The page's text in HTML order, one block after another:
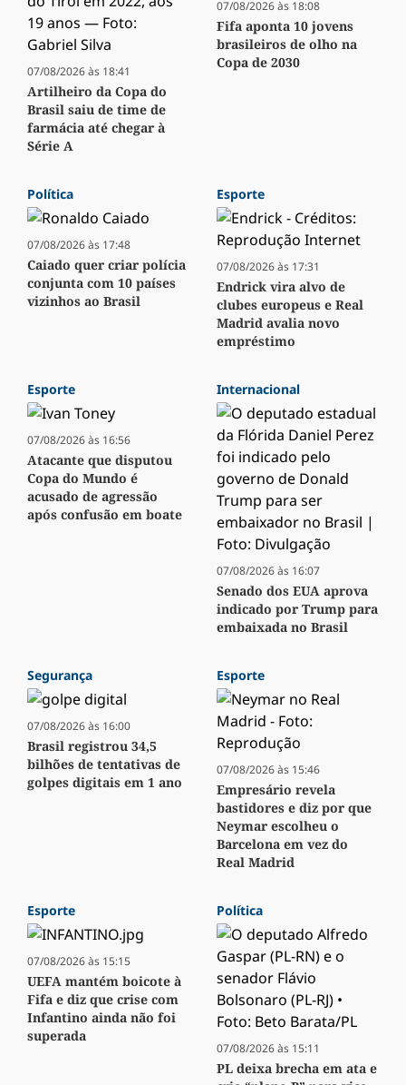
07/08/2026 às 18:41
Artilheiro da Copa do
Brasil saiu de time de
farmácia até chegar à
Série A
07/08/2026 às 18:08
Fifa aponta 10 jovens
brasileiros de olho na
Copa de 2030
Política
07/08/2026 às 17:48
Caiado quer criar polícia
conjunta com 10 países
vizinhos ao Brasil
Esporte
07/08/2026 às 17:31
Endrick vira alvo de
clubes europeus e Real
Madrid avalia novo
empréstimo
Esporte
07/08/2026 às 16:56
Atacante que disputou
Copa do Mundo é
acusado de agressão
após confusão em boate
Internacional
07/08/2026 às 16:07
Senado dos EUA aprova
indicado por Trump para
embaixada no Brasil
Segurança
07/08/2026 às 16:00
Brasil registrou 34,5
bilhões de tentativas de
golpes digitais em 1 ano
Esporte
07/08/2026 às 15:46
Empresário revela
bastidores e diz por que
Neymar escolheu o
Barcelona em vez do
Real Madrid
Esporte
07/08/2026 às 15:15
UEFA mantém boicote à
Fifa e diz que crise com
Infantino ainda não foi
superada
Política
07/08/2026 às 15:11
PL deixa brecha em ata e